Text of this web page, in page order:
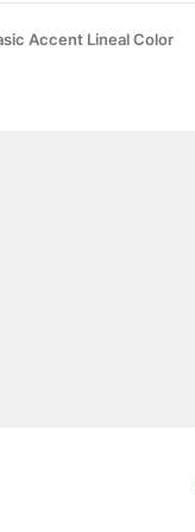
Accent Lineal Color